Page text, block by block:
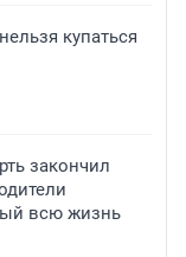
купаться
закончил
всю жизнь